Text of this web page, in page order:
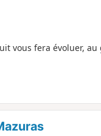
vous fera évoluer,